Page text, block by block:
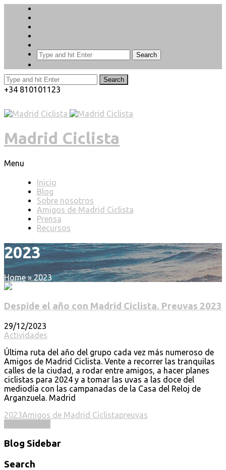
Search
Search
+34 810101123
Madrid Ciclista
Menu
Inicio
Blog
Sobre nosotros
Amigos de Madrid Ciclista
Prensa
Recursos
2023
Home »2023
Despide el año con Madrid Ciclista. Preuvas 2023
29/12/2023
Actividades
Última ruta del año del grupo cada vez más numeroso de
Amigos de Madrid Ciclista. Vente a recorrer las tranquilas
calles de la ciudad, a rodar entre amigos, a hacer planes
ciclistas para 2024 y a tomar las uvas a las doce del
mediodía con las campanadas de la Casa del Reloj de
Arganzuela. Madrid
2023Amigos de Madrid Ciclistapreuvas
Blog Sidebar
Search